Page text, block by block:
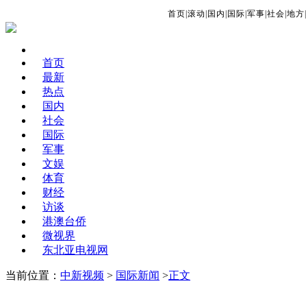
首页 滚动 国内 国际 军事 社会 地方
首页
最新
热点
国内
社会
国际
军事
文娱
体育
财经
访谈
港澳台侨
微视界
东北亚电视网
当前位置： 中新视频 > 国际新闻 >正文